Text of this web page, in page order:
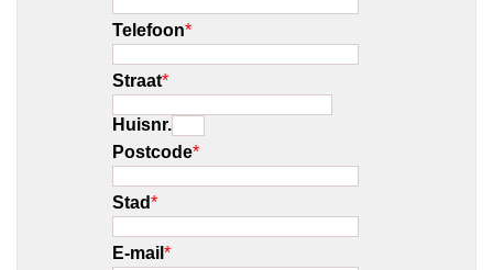
Telefoon*
Straat*
Huisnr.
Postcode*
Stad*
E-mail *